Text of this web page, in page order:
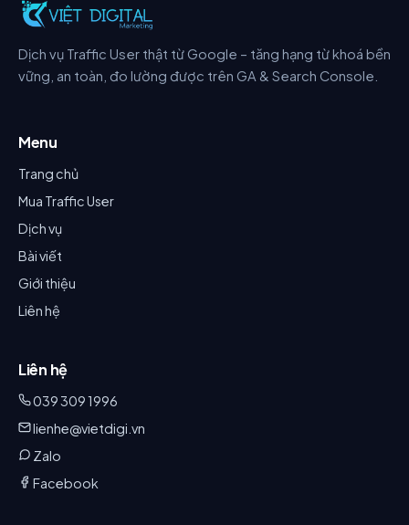
Dịch vụ Traffic User thật từ Google – tăng hạng từ khoá bền
vững, an toàn, đo lường được trên GA & Search Console.
Menu
Trang chủ
Mua Traffic User
Dịch vụ
Bài viết
Giới thiệu
Liên hệ
Liên hệ
039 309 1996
lienhe@vietdigi.vn
Zalo
Facebook